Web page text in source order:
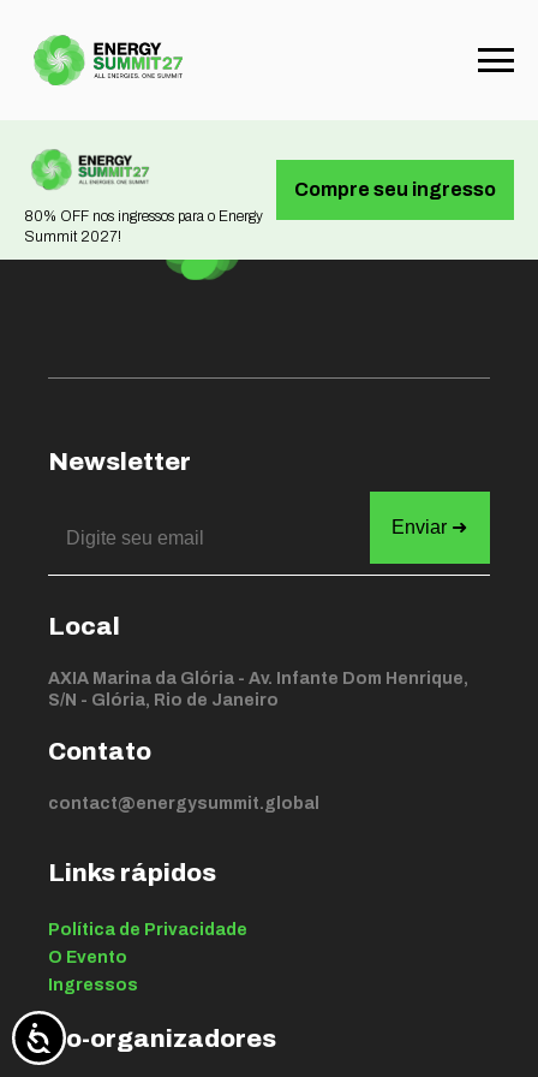
80% OFF nos ingressos para o Energy
Summit 2027!
Compre seu ingresso
Not found
Newsletter
Local
AXIA Marina da Glória - Av. Infante Dom Henrique,
S/N - Glória, Rio de Janeiro
Contato
contact@energysummit.global
Links rápidos
Política de Privacidade
O Evento
Ingressos
Co-organizadores